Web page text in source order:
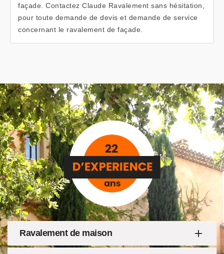
façade. Contactez Claude Ravalement sans hésitation,
pour toute demande de devis et demande de service
concernant le ravalement de façade.
Ravalement de maison